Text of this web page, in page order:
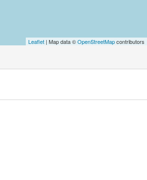
Leaflet | Map data ©OpenStreetMapcontributors